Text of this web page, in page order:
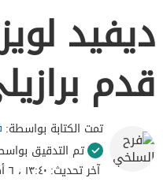
ديفيد
قدم
تمت الكتابة بواسطة:
تم التدقيق
آخر تحديث: ١٣:٤٠ ، ٦ أكتوبر ٢٠٢٢